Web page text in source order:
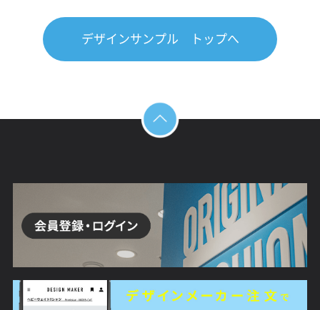
デザインサンプル トップへ